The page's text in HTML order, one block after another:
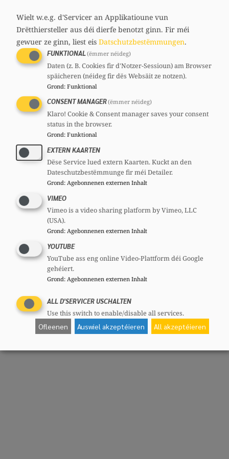
links
Wielt w.e.g. d'Servicer an Applikatioune vun
Drëtthiersteller aus déi dierfe benotzt ginn. Fir méi
gewuer ze ginn, liest eis Datschutzbestëmmungen.
FUNKTIONAL(ëmmer néideg)
Daten (z. B. Cookies fir d'Notzer-Sessioun) am Browser
späicheren (néideg fir dës Websäit ze notzen).
Grond: Funktional
CONSENT MANAGER(ëmmer néideg)
Klaro! Cookie & Consent manager saves your consent
status in the browser.
Grond: Funktional
EXTERN KAARTEN
Dëse Service lued extern Kaarten. Kuckt an den
Dateschutzbestëmmunge fir méi Detailer.
Grond: Agebonnenen externen Inhalt
VIMEO
Vimeo is a video sharing platform by Vimeo, LLC
(USA).
Grond: Agebonnenen externen Inhalt
YOUTUBE
YouTube ass eng online Video-Plattform déi Google
gehéiert.
Grond: Agebonnenen externen Inhalt
ALL D'SERVICER USCHALTEN
Use this switch to enable/disable all services.
Ofleenen Auswiel akzeptéieren All akzeptéieren